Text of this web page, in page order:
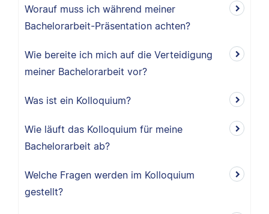
Worauf muss ich während meiner
Bachelorarbeit-Präsentation achten?
Wie bereite ich mich auf die Verteidigung
meiner Bachelorarbeit vor?
Was ist ein Kolloquium?
Wie läuft das Kolloquium für meine
Bachelorarbeit ab?
Welche Fragen werden im Kolloquium
gestellt?